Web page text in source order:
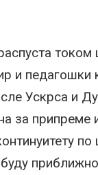
током
и педагошки
Ускрса и
за припреме
приближно